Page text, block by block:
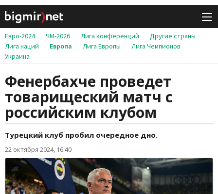
Евро-2024 ЧМ-2026 Лига конференций
Другие страны
Лига наций
Европа Лига Европы
Лига Чемпионов
Украина
Фенербахче проведет
товарищеский матч с
российским клубом
Турецкий клуб пробил очередное дно.
22 октября 2024, 16:40